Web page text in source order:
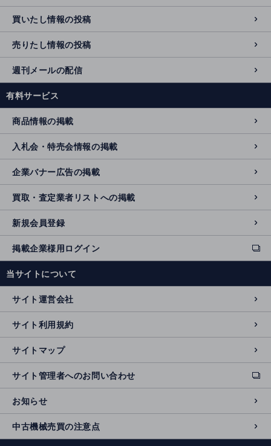
買いたし情報の投稿
売りたし情報の投稿
週刊メールの配信
有料サービス
商品情報の掲載
入札会・特売会情報の掲載
企業バナー広告の掲載
買取・査定業者リストへの掲載
新規会員登録
掲載企業様用ログイン
ext
e
n
al
si
t
e
当サイトについて
サイト運営会社
サイト利用規約
サイトマップ
サイト管理者へのお問い合わせ
ext
e
r
n
al
si
お知らせ
中古機械売買の注意点